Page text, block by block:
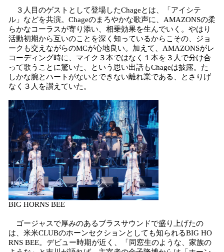
３人目のゲストとして登場したChageとは、「アイシテ
ル」などを共演。Chageのまろやかな歌声に、AMAZONSの柔
らかなコーラスが寄り添い、相乗効果を生んでいく。やはり
活動初期から互いのことを深く知っているからこその、ジョ
ークも交えながらのMCが心地良い。加えて、AMAZONSがレ
コーディング時に、マイク３本ではなく１本を３人で分け合
って歌うことに驚いた、という思い出話もChageは披露。た
しかな腕とハートがないとできない離れ業である、とさりげ
なく３人を讃えていた。
BIG HORNS BEE
ゴージャスで厚みのあるブラスサウンドで盛り上げたの
は、米米CLUBのホーンセクションとしても知られるBIG HO
RNS BEE。デビュー時期が近く、「同窓生のような、家族の